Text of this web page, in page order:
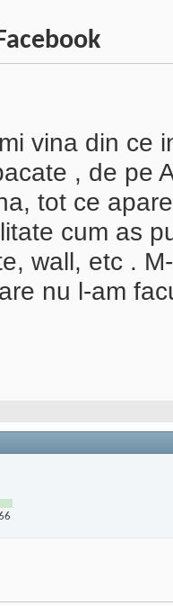
vina din ce
, de pe
tot ce
cum as
wall, etc .
nu l-am